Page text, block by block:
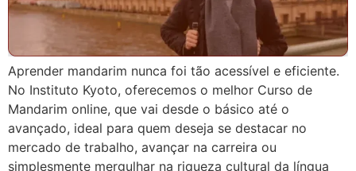
Aprender mandarim nunca foi tão acessível e eficiente.
No Instituto Kyoto, oferecemos o melhor Curso de
Mandarim online, que vai desde o básico até o
avançado, ideal para quem deseja se destacar no
mercado de trabalho, avançar na carreira ou
simplesmente mergulhar na riqueza cultural da língua